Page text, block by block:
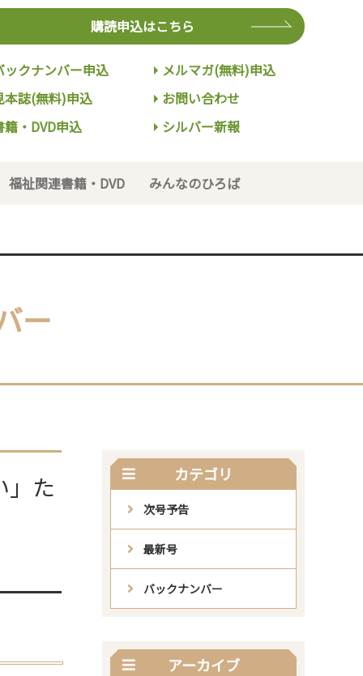
購読申込はこちら
ックナンバー申込
本誌(無料)申込
籍・DVD申込
メルマガ(無料)申込
お問い合わせ
シルバー新報
福祉関連書籍・DVD みんなのひろば
ー
」た カテゴリ
次号予告
最新号
バックナンバー
アーカイブ